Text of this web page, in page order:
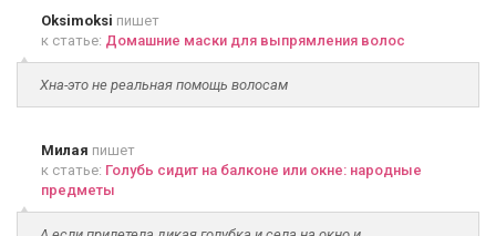
Oksimoksi пишет
к статье: Домашние маски для выпрямления волос
Хна-это не реальная помощь волосам
Милая пишет
к статье: Голубь сидит на балконе или окне: народные
предметы